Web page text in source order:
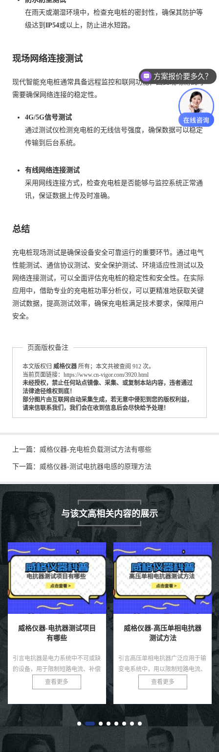
在雨天或潮湿环境中，检查充电桩的密封性，确保其防护等
级达到 IP54或以上，防止进水短路。
现场网络连接测试
现代智能充电桩通常具备远程监控和联网功能，因此现场测试时
需要确保网络连接的稳定性。
4G/5G信号测试
通过测试仪检测充电桩的无线信号强度，确保数据可以稳定
传输到后台系统。
有线网络连接测试
采用网线连接方式，检查充电桩是否能够与监控系统正常通
讯，保证数据上传及时准确。
总结
充电桩现场测试是确保设备安全可靠运行的重要环节。通过电气
性能测试、通信协议测试、安全保护测试、环境适应性测试以及
网络连接测试，可以全面评估充电桩的稳定性和安全性。在实际
应用中，借助专业的充电桩功率分析仪，可以更精准地获取关键
测试数据，提高测试效率，确保充电桩满足技术要求，保障用户
安全。
页面版权备注
本文版权归 威格仪器 所有；本文共被查阅 912 次。
当前页面链接：https://www.cn-vigor.com/3920.html
未经授权，禁止任何站点镜像、采集、或复制本站内容，违者通过
法律途径维权到底！
部分图片由互联网自动采集生成，若无意中侵犯到您的版权利益，
请来信联系我们，我们会在收到信息后会尽快给予处理！
上一篇： 威格仪器-充电桩负载测试方法有哪些
下一篇： 威格仪器-测试电抗器电感的原理方法
与该文高相关内容的展示
威格仪器-电抗器测试项目
有哪些
引言电抗器是电力系统中不可或缺
的设备，用于限制短路电流、补偿
无功功率和滤除谐波，广泛应用于
变电站、输配电网络和工业电力系
查看更多
威格仪器-高压单相电抗器
测试方法
引言高压单相电抗器广泛应用于输
变电系统中，用以限制短路电流、
滤除谐波、稳定系统电压等。由于
其运行环境电压等级较高、电气绝
经...
查看更多
方案报价要多久？